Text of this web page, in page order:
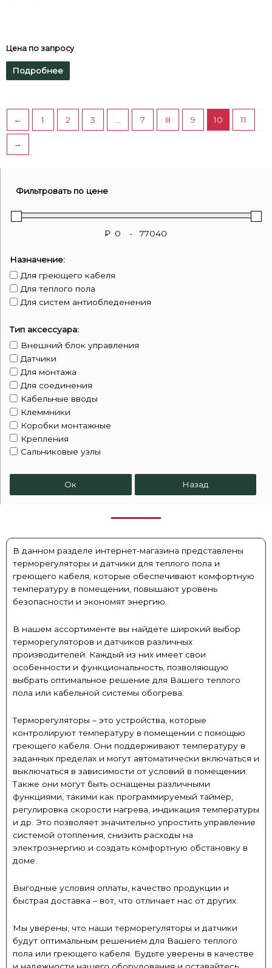
Цена по запросу
Подробнее
← 1 2 3 7 8 9 10 11
→
Фильтровать по цене
₽ -
Назначение:
Для греющего кабеля
Для теплого пола
Для систем антиобледенения
Тип аксессуара:
Внешний блок управления
Датчики
Для монтажа
Для соединения
Кабельные вводы
Клеммники
Коробки монтажные
Крепления
Сальниковые узлы
Ок Назад
В данном разделе интернет-магазина представлены
терморегуляторы и датчики для теплого пола и
греющего кабеля, которые обеспечивают комфортную
температуру в помещении, повышают уровень
безопасности и экономят энергию.
В нашем ассортименте вы найдете широкий выбор
терморегуляторов и датчиков различных
производителей. Каждый из них имеет свои
особенности и функциональность, позволяющую
выбрать оптимальное решение для Вашего теплого
пола или кабельной системы обогрева.
Терморегуляторы – это устройства, которые
контролируют температуру в помещении с помощью
греющего кабеля. Они поддерживают температуру в
заданных пределах и могут автоматически включаться и
выключаться в зависимости от условий в помещении.
Также они могут быть оснащены различными
функциями, такими как программируемый таймер,
регулировка скорости нагрева, индикация температуры
и др. Это позволяет значительно упростить управление
системой отопления, снизить расходы на
электроэнергию и создать комфортную обстановку в
доме.
Выгодные условия оплаты, качество продукции и
быстрая доставка – вот, что отличает нас от других.
Мы уверены, что наши терморегуляторы и датчики
будут оптимальным решением для Вашего теплого
пола или греющего кабеля. Будьте уверены в качестве